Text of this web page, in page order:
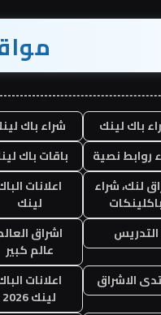
باك لينك
شراء باك
روابط نصية
باقات باك
لنك، شراء
باكلينكات
اعلانات
لينك
التدريس
اشراق
عالم كبير
الاشراق
اعلانات
لينك 2026